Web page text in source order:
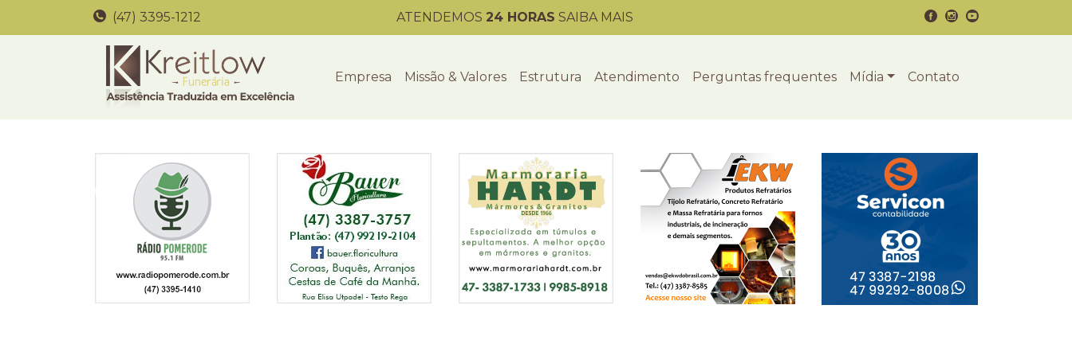
(47) 3395-1212 ATENDEMOS 24 HORAS SAIBA MAIS
Empresa Missão & Valores Estrutura Atendimento Perguntas frequentes Mídia Contato